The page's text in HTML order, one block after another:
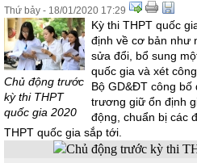
Thứ bảy - 18/01/2020 17:29
Chủ động trước
kỳ thi THPT
quốc gia 2020
Kỳ thi THPT quốc
định về cơ bản như
sửa đổi, bổ sung
quốc gia và xét
Bộ GD&ĐT công bố
trương giữ ổn định
động, chuẩn bị các
THPT quốc gia sắp tới.